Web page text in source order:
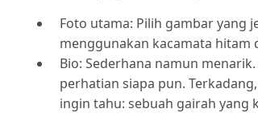
Foto utama: Pilih gambar yang
menggunakan kacamata
Bio: Sederhana namun
perhatian siapa pun.
ingin tahu: sebuah gairah yang